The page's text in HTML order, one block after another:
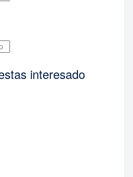
interesado